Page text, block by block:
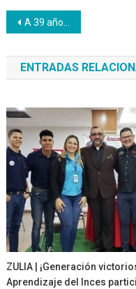
Navegación
de
entradas
A 39 años arriba la principal referencia cultural del instituto
ENTRADAS
ZULIA | ¡Generación
Aprendizaje del Inces